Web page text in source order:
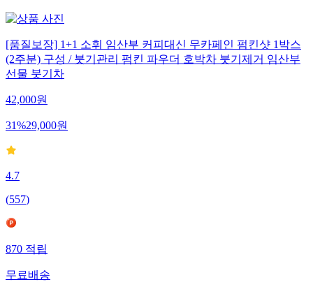
[품질보장] 1+1 소휘 임산부 커피대신 무카페인 펌킨샷 1박스
(2주분) 구성 / 붓기관리 펌킨 파우더 호박차 붓기제거 임산부
선물 붓기차
42,000원
31%29,000원
4.7
(557)
870 적립
무료배송